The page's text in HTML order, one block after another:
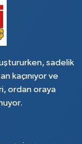
sadelik
kaçınıyor ve
ordan oraya